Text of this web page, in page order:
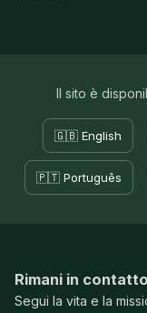
Il sito è
🇬🇧 English
🇵🇹 Português
Rimani in contatto
Segui la vita e la